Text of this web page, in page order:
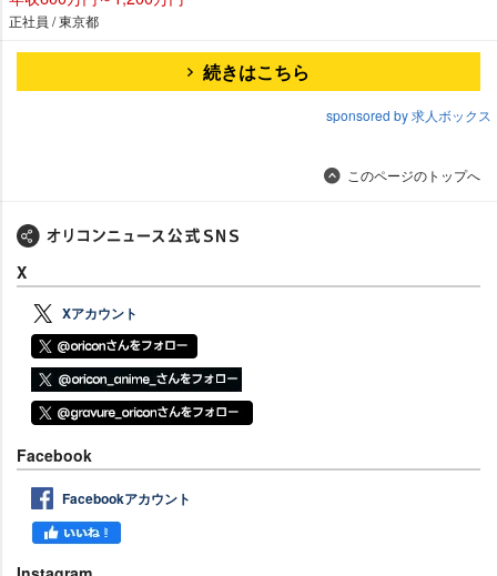
正社員 / 東京都
続きはこちら
sponsored by 求人ボックス
このページのトップへ
X
Xアカウント
Facebook
Facebookアカウント